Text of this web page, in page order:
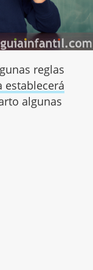
reglas
establecerá
algunas